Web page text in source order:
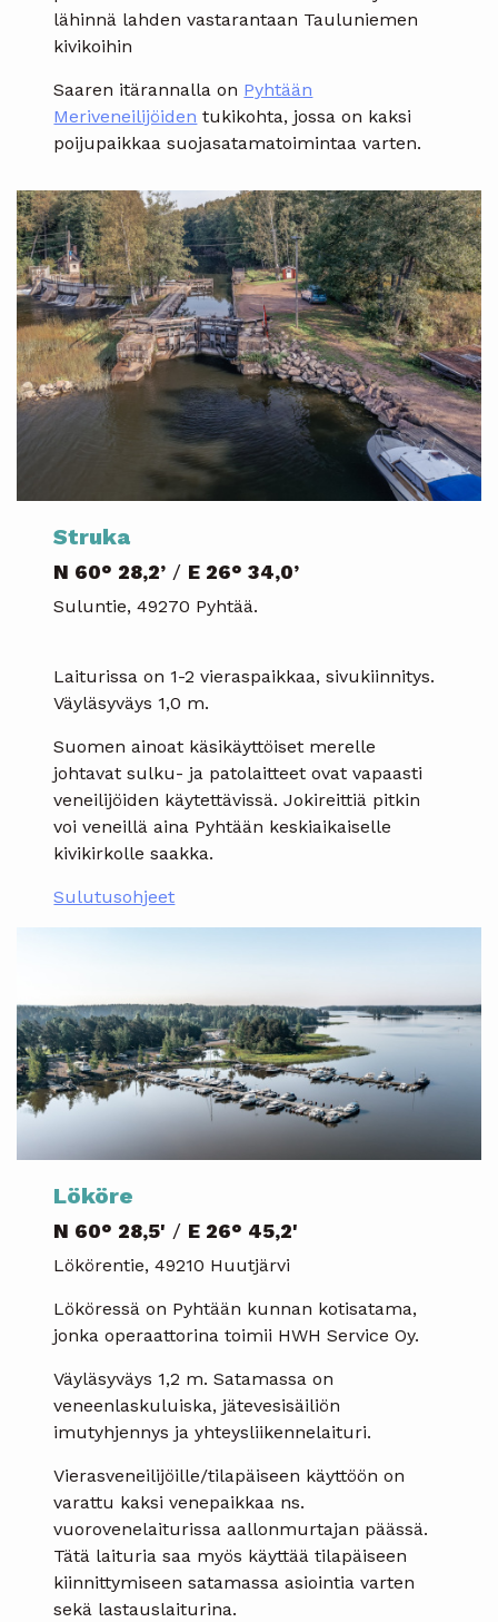
lähinnä lahden vastarantaan Tauluniemen
kivikoihin
Saaren itärannalla on Pyhtään
Meriveneilijöiden tukikohta, jossa on kaksi
poijupaikkaa suojasatamatoimintaa varten.
Struka
N 60° 28,2’ / E 26° 34,0’
Suluntie, 49270 Pyhtää.
Laiturissa on 1-2 vieraspaikkaa, sivukiinnitys.
Väyläsyväys 1,0 m.
Suomen ainoat käsikäyttöiset merelle
johtavat sulku- ja patolaitteet ovat vapaasti
veneilijöiden käytettävissä. Jokireittiä pitkin
voi veneillä aina Pyhtään keskiaikaiselle
kivikirkolle saakka.
Sulutusohjeet
Lököre
N 60° 28,5' / E 26° 45,2'
Lökörentie, 49210 Huutjärvi
Lököressä on Pyhtään kunnan kotisatama,
jonka operaattorina toimii HWH Service Oy.
Väyläsyväys 1,2 m. Satamassa on
veneenlaskuluiska, jätevesisäiliön
imutyhjennys ja yhteysliikennelaituri.
Vierasveneilijöille/tilapäiseen käyttöön on
varattu kaksi venepaikkaa ns.
vuorovenelaiturissa aallonmurtajan päässä.
Tätä laituria saa myös käyttää tilapäiseen
kiinnittymiseen satamassa asiointia varten
sekä lastauslaiturina.